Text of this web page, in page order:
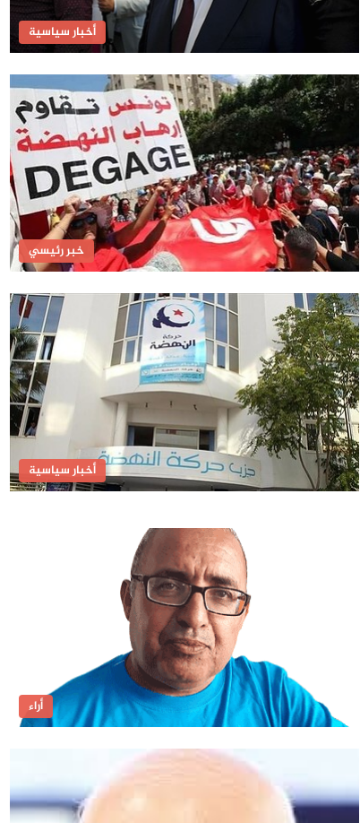
أخبار سياسية
خبر رئيسي
أخبار سياسية
أراء